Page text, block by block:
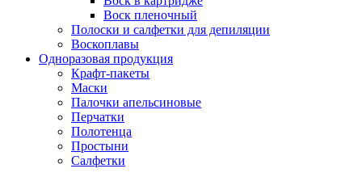
Воск пленочный
Полоски и салфетки для депиляции
Воскоплавы
Одноразовая продукция
Крафт-пакеты
Маски
Палочки апельсиновые
Перчатки
Полотенца
Простыни
Салфетки